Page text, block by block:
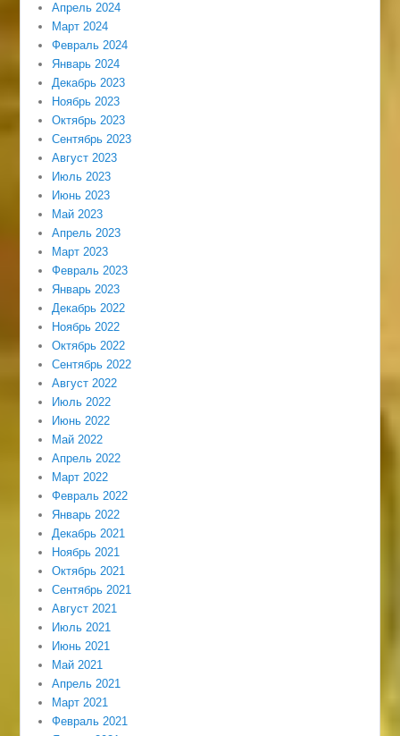
Апрель 2024
Март 2024
Февраль 2024
Январь 2024
Декабрь 2023
Ноябрь 2023
Октябрь 2023
Сентябрь 2023
Август 2023
Июль 2023
Июнь 2023
Май 2023
Апрель 2023
Март 2023
Февраль 2023
Январь 2023
Декабрь 2022
Ноябрь 2022
Октябрь 2022
Сентябрь 2022
Август 2022
Июль 2022
Июнь 2022
Май 2022
Апрель 2022
Март 2022
Февраль 2022
Январь 2022
Декабрь 2021
Ноябрь 2021
Октябрь 2021
Сентябрь 2021
Август 2021
Июль 2021
Июнь 2021
Май 2021
Апрель 2021
Март 2021
Февраль 2021